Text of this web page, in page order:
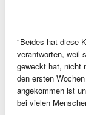
"Beides hat diese
verantworten, weil
geweckt hat, nicht
den ersten
angekommen ist
bei vielen